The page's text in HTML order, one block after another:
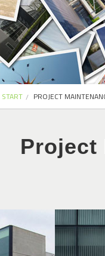
START PROJECT
Project